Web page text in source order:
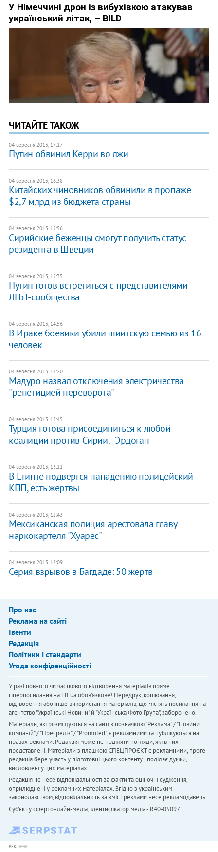
ЧИТАЙТЕ ТАКОЖ
04 вересня 2013, 17:17
Путин обвинил Керри во лжи
04 вересня 2013, 16:38
​Китайских чиновников обвинили в пропаже
$2,7 млрд из бюджета страны
04 вересня 2013, 15:56
Сирийские беженцы смогут получить статус
резидента в Швеции
04 вересня 2013, 15:35
Путин готов встретиться с представителями
ЛГБТ-сообщества
04 вересня 2013, 14:56
В Ираке боевики убили шиитскую семью из 16
человек
04 вересня 2013, 14:20
Мадуро назвал отключения электричества
"репетицией переворота"
04 вересня 2013, 13:45
Турция готова присоединиться к любой
коалиции против Сирии, - Эрдоган
04 вересня 2013, 13:11
В Египте подвергся нападению полицейский
КПП, есть жертвы
04 вересня 2013, 12:43
Мексиканская полиция арестовала главу
наркокартеля "Хуарес"
04 вересня 2013, 12:09
Серия взрывов в Багдаде: 50 жертв
Про нас
Реклама на сайті
Івенти
Редакція
Політики і стандарти
Угода конфіденційності
У разі повного чи часткового відтворення матеріалів пряме
гіперпосилання на LB.ua обов'язкове! Передрук, копіювання,
відтворення або інше використання матеріалів, що містять посилання на
агентство "Українськi Новини" й "Українська Фото Група", заборонено.
Матеріали, які розміщуються на сайті з позначкою "Реклама" / "Новини
компаній" / "Пресреліз" / "Promoted", є рекламними та публікуються на
правах реклами. Редакція може не поділяти погляди, які в них
представлені. Матеріали з плашкою СПЕЦПРОЄКТ є рекламними, проте
редакція бере участь у підготовці цього контенту і поділяє думки,
висловлені у цих матеріалах.
Редакція не несе відповідальності за факти та оціночні судження,
оприлюднені у рекламних матеріалах. Згідно з українським
законодавством, відповідальність за зміст реклами несе рекламодавець.
Cуб'єкт у сфері онлайн-медіа; ідентифікатор медіа - R40-05097
РЕКЛАМА